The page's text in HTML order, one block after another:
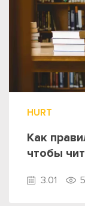
HURT
Как
чтобы
3.01